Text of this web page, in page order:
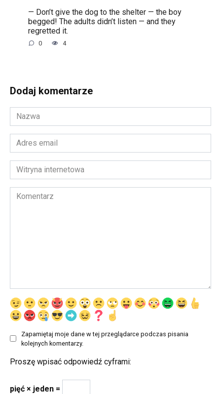
— Don’t give the dog to the shelter — the boy
begged! The adults didn’t listen — and they
regretted it.
0 4
Dodaj komentarze
Nazwa
*
Adres
email
*Witryna
internetowa
Komentarz
Zapamiętaj moje dane w tej przeglądarce podczas pisania
kolejnych komentarzy.
Proszę wpisać odpowiedź cyframi:
pięć × jeden =